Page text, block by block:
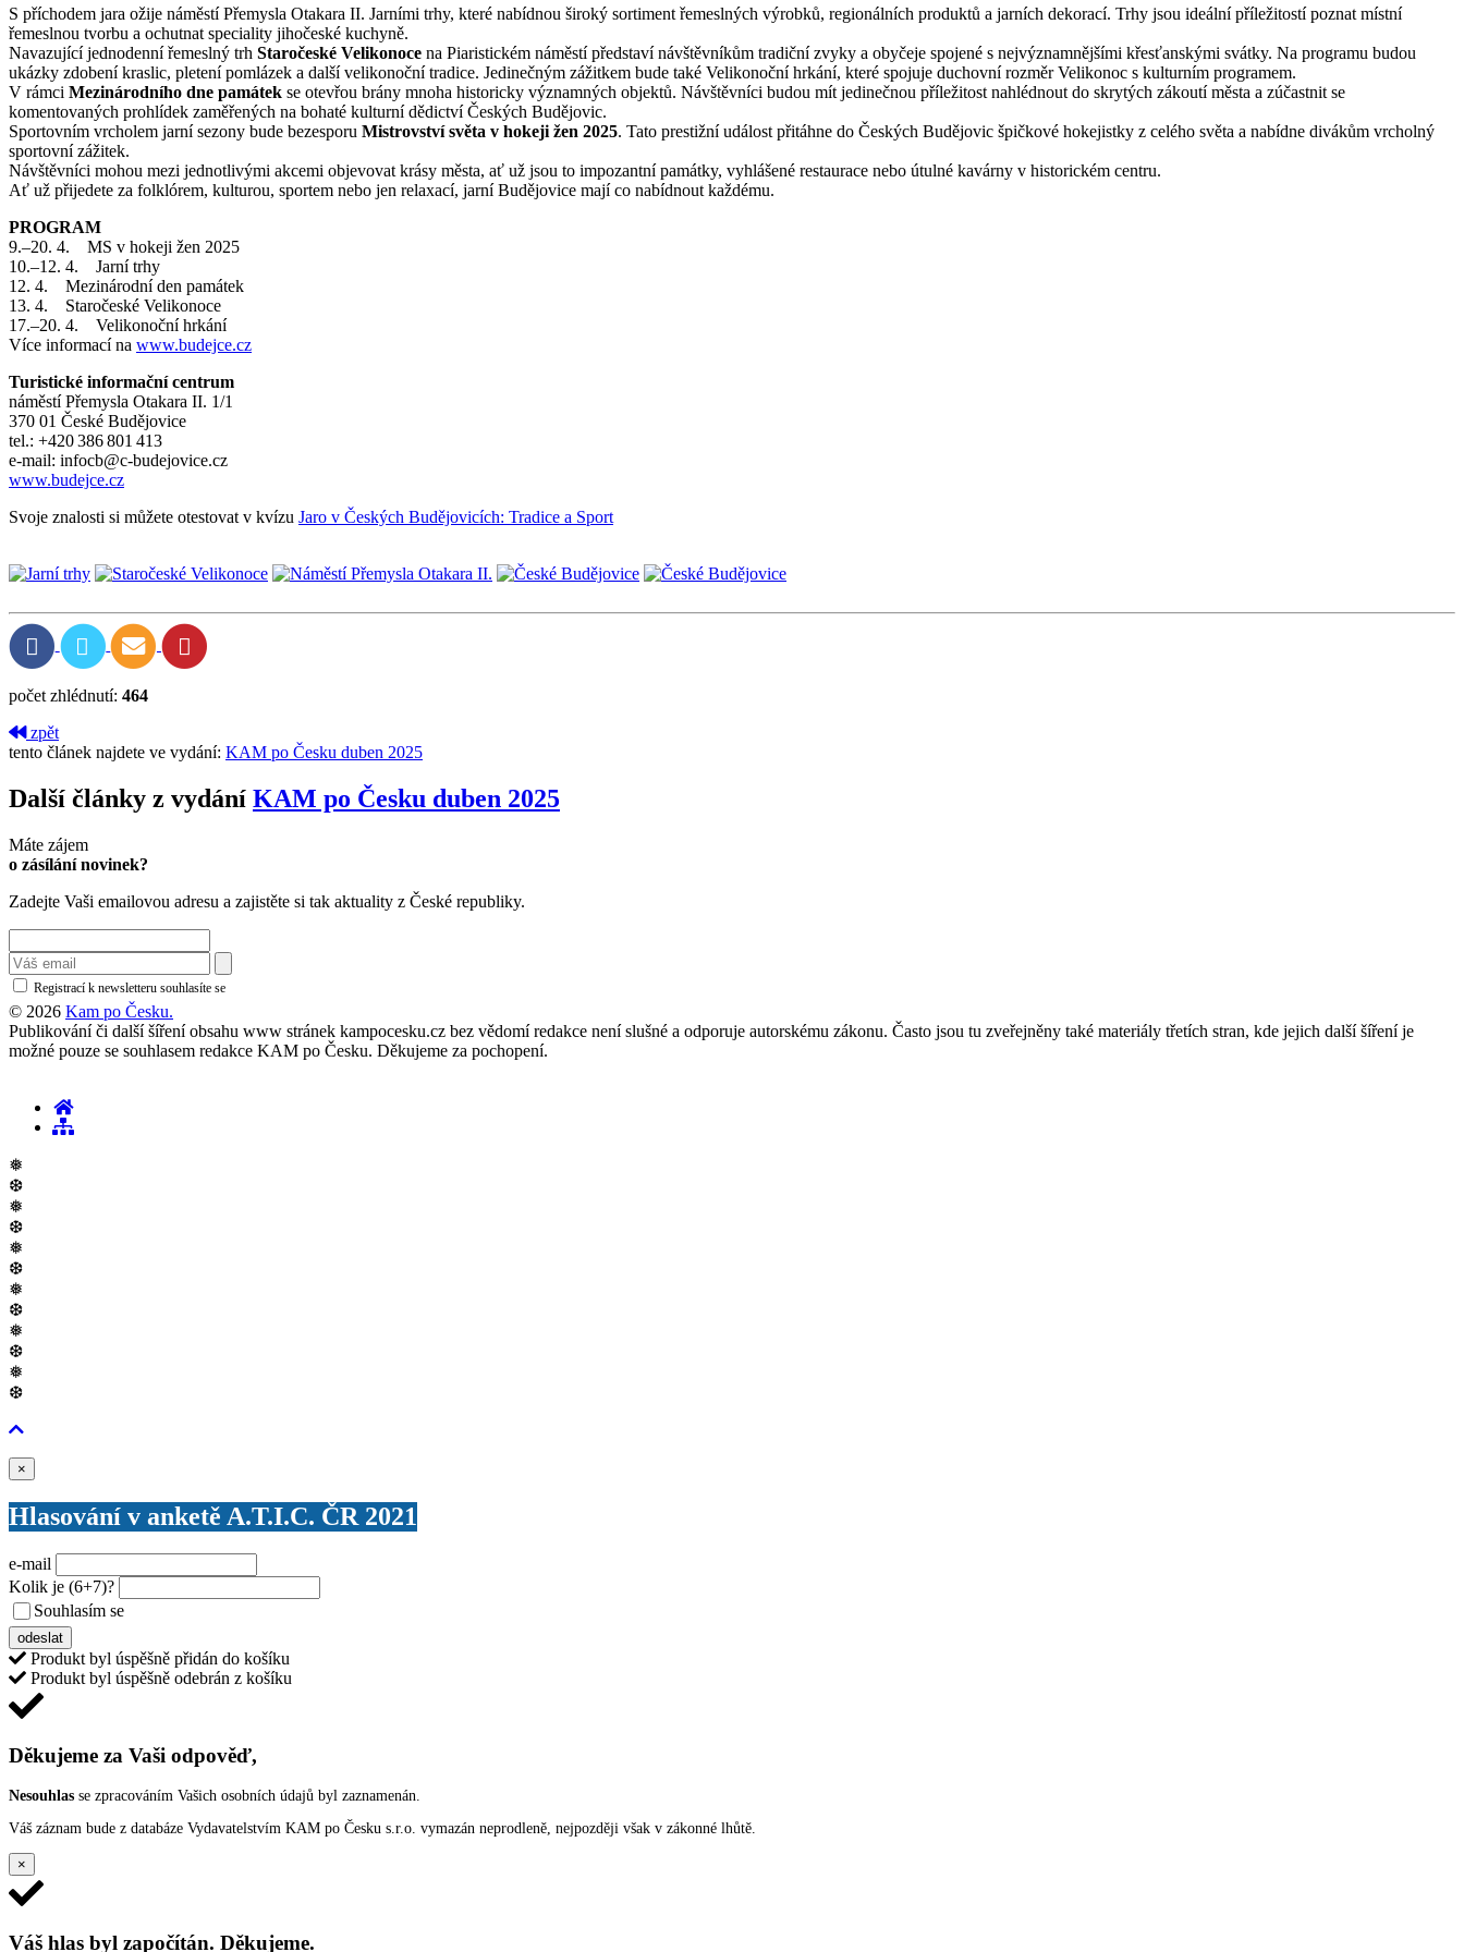
S příchodem jara ožije náměstí Přemysla Otakara II. Jarními trhy, které nabídnou široký sortiment řemeslných výrobků, regionálních produktů a jarních dekorací. Trhy jsou ideální příležitostí poznat místní
řemeslnou tvorbu a ochutnat speciality jihočeské kuchyně.
Navazující jednodenní řemeslný trh Staročeské Velikonoce na Piaristickém náměstí představí návštěvníkům tradiční zvyky a obyčeje spojené s nejvýznamnějšími křesťanskými svátky. Na programu budou
ukázky zdobení kraslic, pletení pomlázek a další velikonoční tradice. Jedinečným zážitkem bude také Velikonoční hrkání, které spojuje duchovní rozměr Velikonoc s kulturním programem.
V rámci Mezinárodního dne památek se otevřou brány mnoha historicky významných objektů. Návštěvníci budou mít jedinečnou příležitost nahlédnout do skrytých zákoutí města a zúčastnit se
komentovaných prohlídek zaměřených na bohaté kulturní dědictví Českých Budějovic.
Sportovním vrcholem jarní sezony bude bezesporu Mistrovství světa v hokeji žen 2025. Tato prestižní událost přitáhne do Českých Budějovic špičkové hokejistky z celého světa a nabídne divákům vrcholný
sportovní zážitek.
Návštěvníci mohou mezi jednotlivými akcemi objevovat krásy města, ať už jsou to impozantní památky, vyhlášené restaurace nebo útulné kavárny v historickém centru.
Ať už přijedete za folklórem, kulturou, sportem nebo jen relaxací, jarní Budějovice mají co nabídnout každému.
PROGRAM
9.–20. 4. MS v hokeji žen 2025
10.–12. 4. Jarní trhy
12. 4. Mezinárodní den památek
13. 4. Staročeské Velikonoce
17.–20. 4. Velikonoční hrkání
Více informací na www.budejce.cz
Turistické informační centrum
náměstí Přemysla Otakara II. 1/1
370 01 České Budějovice
tel.: +420 386 801 413
e­‑mail: infocb@c­‑budejovice.cz
www.budejce.cz
Svoje znalosti si můžete otestovat v kvízu Jaro v Českých Budějovicích: Tradice a Sport
počet zhlédnutí: 464
zpět
tento článek najdete ve vydání: KAM po Česku duben 2025
Další články z vydání KAM po Česku duben 2025
Máte zájem
o zásílání novinek?
Zadejte Vaši emailovou adresu a zajistěte si tak aktuality z České republiky.
Registrací k newsletteru souhlasíte se
© 2026 Kam po Česku.
Publikování či další šíření obsahu www stránek kampocesku.cz bez vědomí redakce není slušné a odporuje autorskému zákonu. Často jsou tu zveřejněny také materiály třetích stran, kde jejich další šíření je
možné pouze se souhlasem redakce KAM po Česku. Děkujeme za pochopení.
❅
❆
❅
❆
❅
❆
❅
❆
❅
❆
❅
❆
×
Hlasování v anketě A.T.I.C. ČR 2021
e-mail
Kolik je (6+7)?
Souhlasím se
odeslat
Produkt byl úspěšně přidán do košíku
Produkt byl úspěšně odebrán z košíku
Děkujeme za Vaši odpověď,
Nesouhlas se zpracováním Vašich osobních údajů byl zaznamenán.
Váš záznam bude z databáze Vydavatelstvím KAM po Česku s.r.o. vymazán neprodleně, nejpozději však v zákonné lhůtě.
×
Váš hlas byl započítán. Děkujeme.